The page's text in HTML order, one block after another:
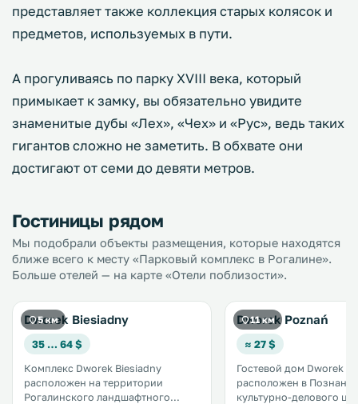
представляет также коллекция старых колясок и
предметов, используемых в пути.
А прогуливаясь по парку XVIII века, который
примыкает к замку, вы обязательно увидите
знаменитые дубы «Лех», «Чех» и «Рус», ведь таких
гигантов сложно не заметить. В обхвате они
достигают от семи до девяти метров.
Гостиницы рядом
Мы подобрали объекты размещения, которые находятся
ближе всего к месту «Парковый комплекс в Рогалине».
Больше отелей — на карте «Отели поблизости».
5 км
Dworek Biesiadny
35 … 64 $
Комплекс Dworek Biesiadny
расположен на территории
Рогалинского ландшафтного
11 км
Dworek Poznań
≈ 27 $
Гостевой дом Dworek
расположен в Познани,
культурно-делового